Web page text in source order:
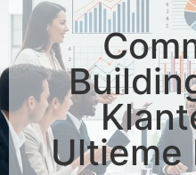
Ultieme